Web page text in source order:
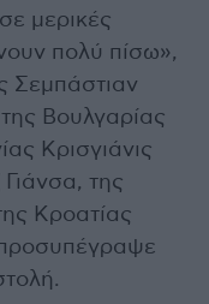
μερικές
πολύ πίσω»,
Σεμπάστιαν
Βουλγαρίας
Κρισγιάνις
Γιάνσα, της
Κροατίας
προσυπέγραψε